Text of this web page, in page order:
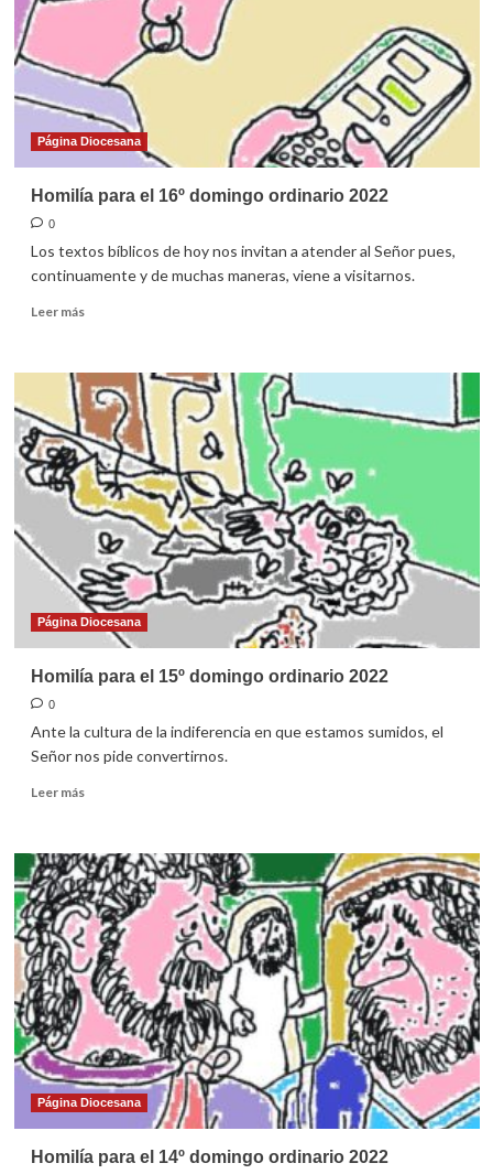
Página Diocesana
Homilía para el 16º domingo ordinario 2022
0
Los textos bíblicos de hoy nos invitan a atender al Señor pues,
continuamente y de muchas maneras, viene a visitarnos.
Leer másLeer
Homilía
para
el
16º
domingo
ordinario
2022
Página Diocesana
Homilía para el 15º domingo ordinario 2022
0
Ante la cultura de la indiferencia en que estamos sumidos, el
Señor nos pide convertirnos.
Leer másLeer
Homilía
para
el
15º
domingo
ordinario
2022
Página Diocesana
Homilía para el 14º domingo ordinario 2022